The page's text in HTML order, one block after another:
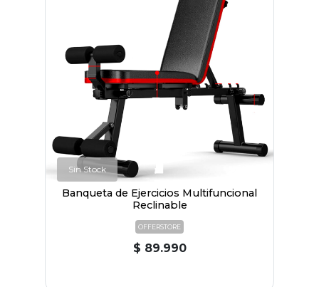
Sin Stock
Banqueta de Ejercicios Multifuncional
Reclinable
OFFERSTORE
$ 89.990